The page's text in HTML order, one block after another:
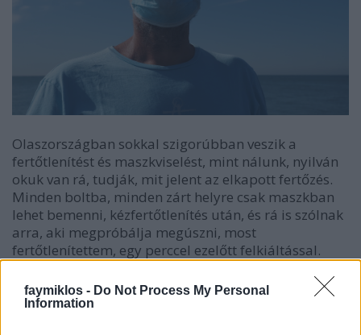
faymiklos - Do Not Process My Personal
Information
Olaszországban sokkal szigorúbban veszik a
fertőtlenítést és maszkviselést, mint nálunk, nyilván
okuk van rá, tudják, mit jelent az elkapott fertőzés.
Minden boltba, minden zárt helyre csak maszkban
lehet bemenni, kézfertőtlenítés után, és rá is szólnak
arra, aki megpróbálja megúszni, most
fertőtlenítettem, egy perccel ezelőtt felkiáltással.
Ettől aztán több maszk fogy, elpattannak a
gumiszalagok, az ember egy lágy óhajjal dobja a
szemetesbe a kiszolgált gyógyászati segédeszközt, te